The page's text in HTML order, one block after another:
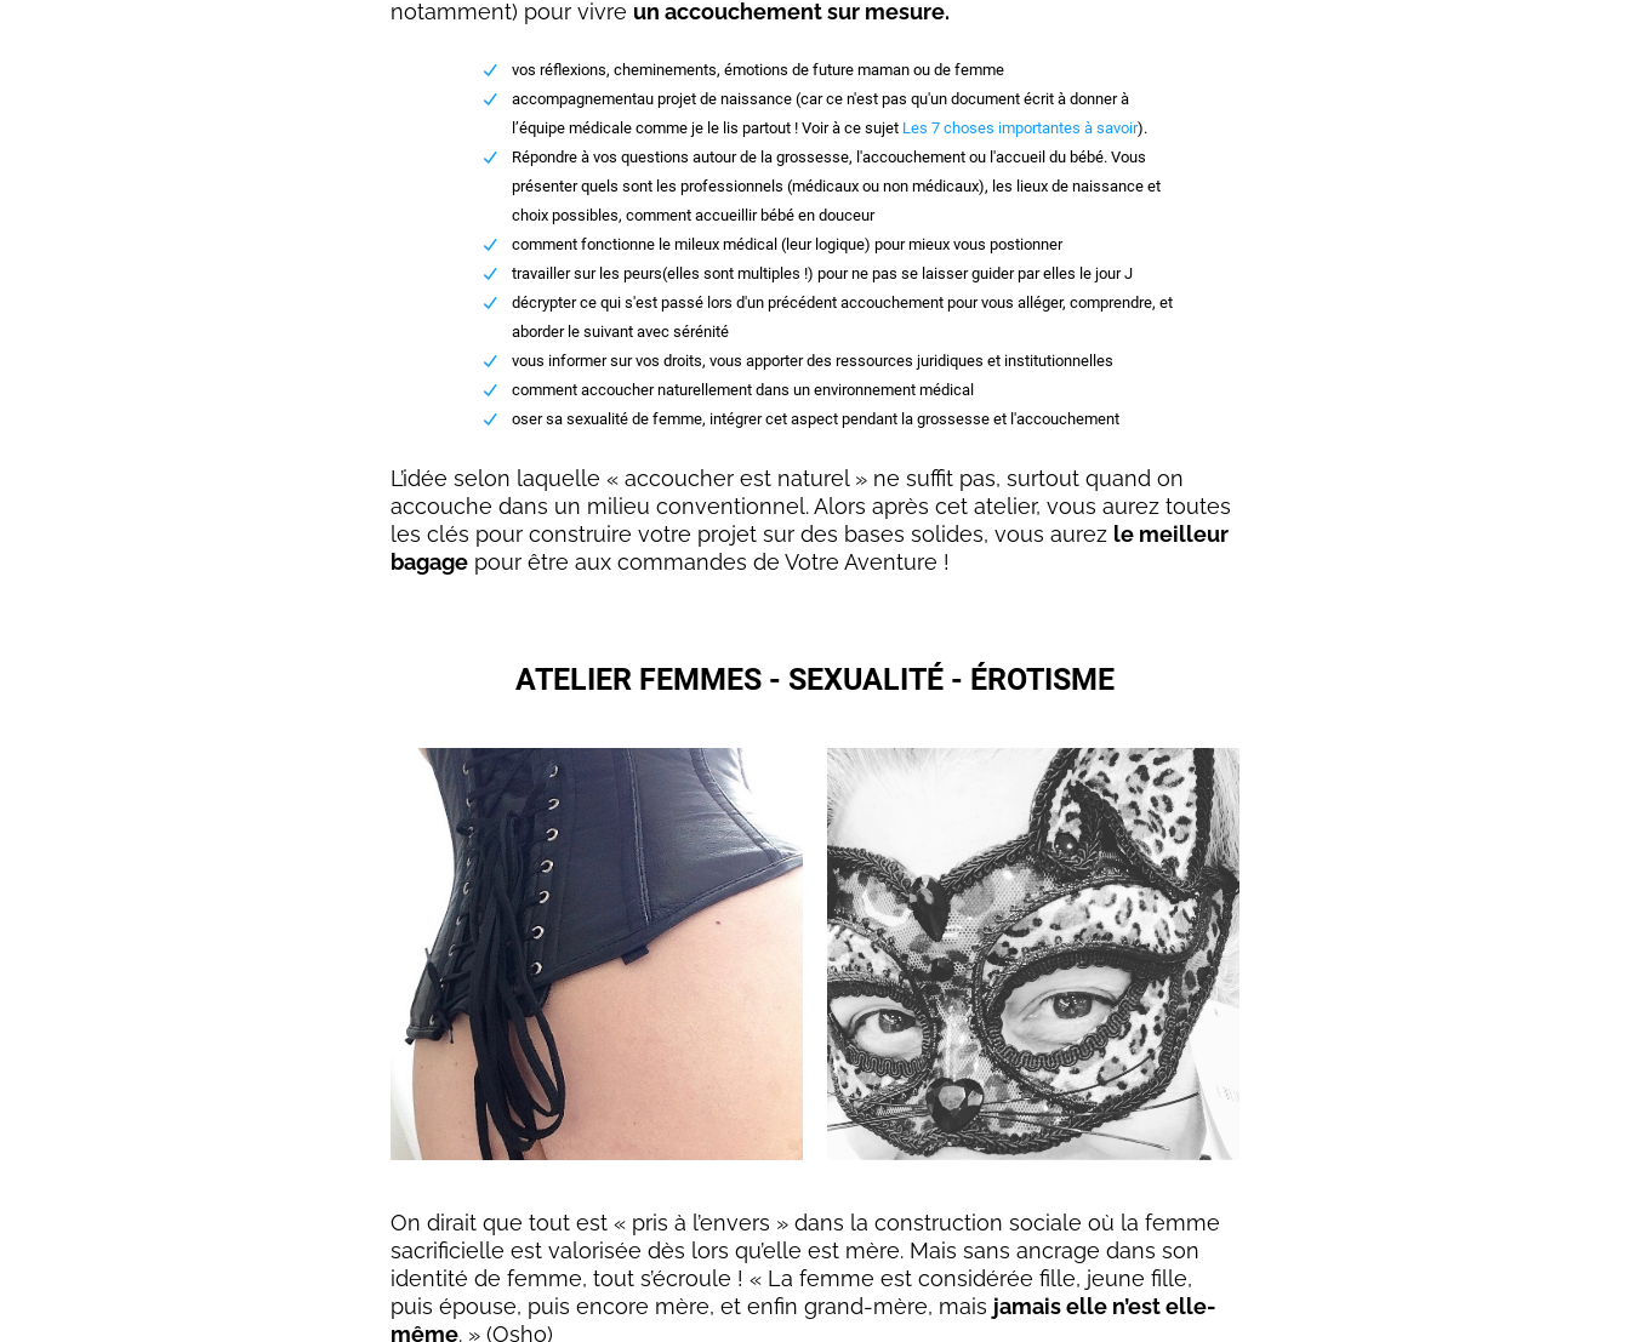
notamment) pour vivre un accouchement sur mesure.
vos réflexions, cheminements, émotions de future maman ou de femme
accompagnementau projet de naissance (car ce n'est pas qu'un document écrit à donner à
l’équipe médicale comme je le lis partout ! Voir à ce sujet Les 7 choses importantes à savoir).
Répondre à vos questions autour de la grossesse, l'accouchement ou l'accueil du bébé. Vous
présenter quels sont les professionnels (médicaux ou non médicaux), les lieux de naissance et
choix possibles, comment accueillir bébé en douceur
comment fonctionne le mileux médical (leur logique) pour mieux vous postionner
travailler sur les peurs(elles sont multiples !) pour ne pas se laisser guider par elles le jour J
décrypter ce qui s'est passé lors d'un précédent accouchement pour vous alléger, comprendre, et
aborder le suivant avec sérénité
vous informer sur vos droits, vous apporter des ressources juridiques et institutionnelles
comment accoucher naturellement dans un environnement médical
oser sa sexualité de femme, intégrer cet aspect pendant la grossesse et l'accouchement
L’idée selon laquelle « accoucher est naturel » ne suffit pas, surtout quand on
accouche dans un milieu conventionnel. Alors après cet atelier, vous aurez toutes
les clés pour construire votre projet sur des bases solides, vous aurez le meilleur
bagage pour être aux commandes de Votre Aventure !
ATELIER FEMMES - SEXUALITÉ - ÉROTISME
On dirait que tout est « pris à l’envers » dans la construction sociale où la femme
sacrificielle est valorisée dès lors qu’elle est mère. Mais sans ancrage dans son
identité de femme, tout s’écroule ! « La femme est considérée fille, jeune fille,
puis épouse, puis encore mère, et enfin grand-mère, mais jamais elle n’est elle-
même. » (Osho)